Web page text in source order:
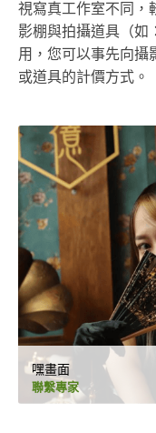
視寫真工作室不同，
影棚與拍攝道具（如
用，您可以事先向攝
或道具的計價方式。
嘿畫面
聯繫專家